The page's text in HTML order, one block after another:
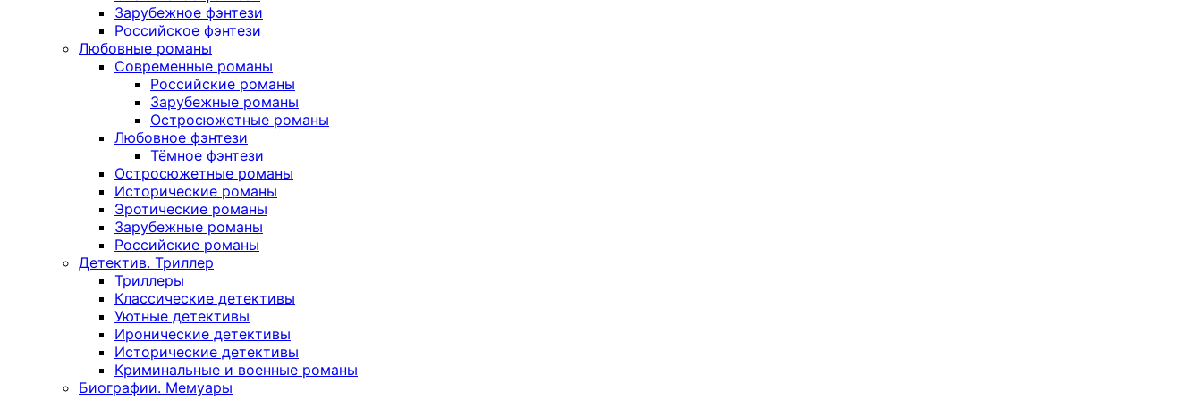
Зарубежное фэнтези
Российское фэнтези
Любовные романы
Современные романы
Российские романы
Зарубежные романы
Остросюжетные романы
Любовное фэнтези
Тёмное фэнтези
Остросюжетные романы
Исторические романы
Эротические романы
Зарубежные романы
Российские романы
Детектив. Триллер
Триллеры
Классические детективы
Уютные детективы
Иронические детективы
Исторические детективы
Криминальные и военные романы
Биографии. Мемуары